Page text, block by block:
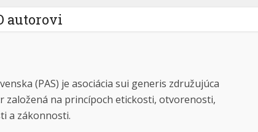
autorovi
(PAS) je asociácia sui generis združujúca
založená na princípoch etickosti, otvorenosti,
a zákonnosti.